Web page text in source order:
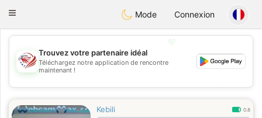
StatesDating
Toggle
Mode Connexion
💖
💕
Trouvez votre partenaire idéal
Téléchargez notre application de rencontre
maintenant !
Kebili 0.8